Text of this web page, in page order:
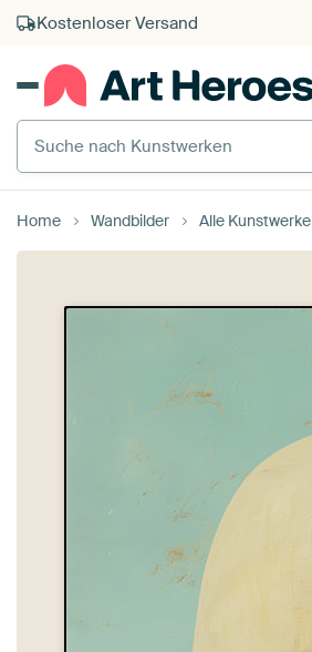
Kauf auf Rechnung
Individueller Druck auf Bestellung
Suche nach Kunstwerken
Home Wandbilder Alle Kunstwerke